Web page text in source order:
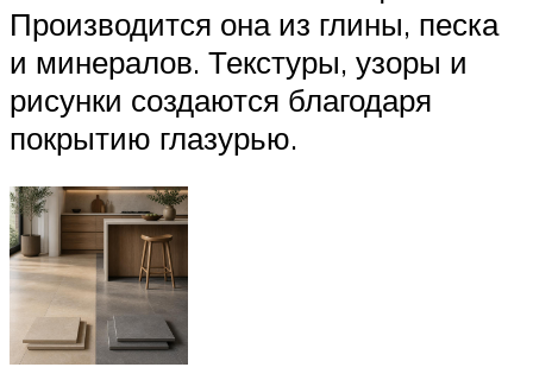
Производится она из глины, песка
и минералов. Текстуры, узоры и
рисунки создаются благодаря
покрытию глазурью.